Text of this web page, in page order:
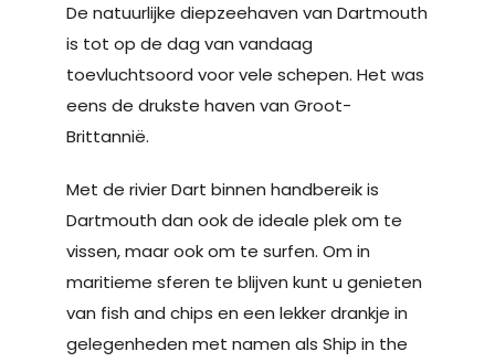
De natuurlijke diepzeehaven van Dartmouth
is tot op de dag van vandaag
toevluchtsoord voor vele schepen. Het was
eens de drukste haven van Groot-
Brittannië.
Met de rivier Dart binnen handbereik is
Dartmouth dan ook de ideale plek om te
vissen, maar ook om te surfen. Om in
maritieme sferen te blijven kunt u genieten
van fish and chips en een lekker drankje in
gelegenheden met namen als Ship in the